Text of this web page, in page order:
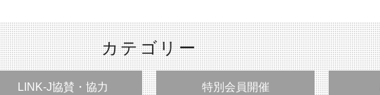
カテゴリー
LINK-J協賛・協力 特別会員開催